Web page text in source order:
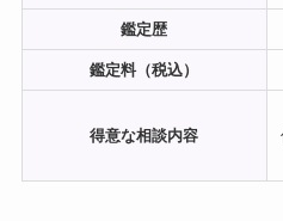
鑑定歴
鑑定料（税込）
得意な相談内容